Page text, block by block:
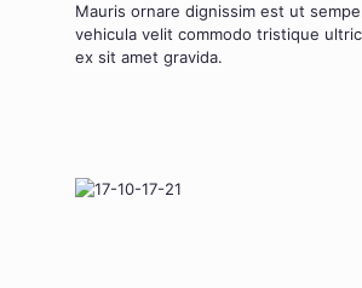
Mau­ris ornare dig­nis­sim est ut
vehi­cu­la velit com­mo­do tris­tique
ex sit amet gra­vi­da.